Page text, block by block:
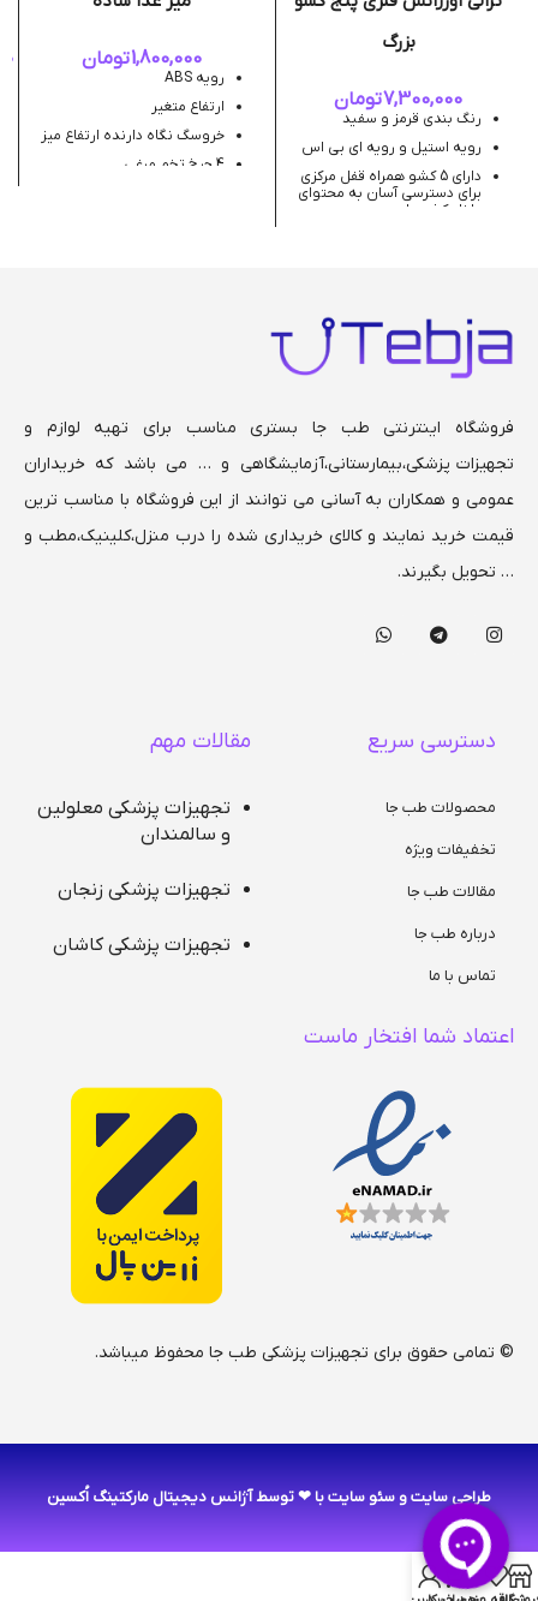
بزرگ
7,300,000تومان
رنگ بندی قرمز و سفید
رویه استیل و رویه ای بی اس
دارای 5 کشو همراه قفل مرکزی
برای دسترسی آسان به محتوای
داخل کشوها
دارای سراهی برق جهت
استفاده آسان از برق
تخته احیا CPR برای احیای قلب
2 چرخ قفل دار ، 2 چرخ ساده
جهت حمل سریع و آسان
ابعاد کلی ترالی طول 85 سانت ،
سانت
ابعاد بدنه (کابینت) ترالی طول
66 سانت ، عرض 43 سانت و
ارتفاع 91 سانت
1,800,000تومان
رویه ABS
ارتفاع متغیر
خروسگ نگاه دارنده ارتفاع میز
4 چرخ تخم مرغی
فروشگاه اینترنتی طب جا بستری مناسب برای تهیه لوازم و
تجهیزات پزشکی،بیمارستانی،آزمایشگاهی و … می باشد که خریداران
عمومی و همکاران به آسانی می توانند از این فروشگاه با مناسب ترین
قیمت خرید نمایند و کالای خریداری شده را درب منزل،کلینیک،مطب و
… تحویل بگیرند.
دسترسی سریع
محصولات طب جا
تخفیفات ویژه
مقالات طب جا
درباره طب جا
تماس با ما
مقالات مهم
تجهیزات پزشکی معلولین
و سالمندان
تجهیزات پزشکی زنجان
تجهیزات پزشکی کاشان
اعتماد شما افتخار ماست
© تمامی حقوق برای تجهیزات پزشکی طب جا محفوظ میباشد.
طراحی سایتو سئو سایتبا ❤ توسط آژانس دیجیتال مارکتینگ اُکسین
0